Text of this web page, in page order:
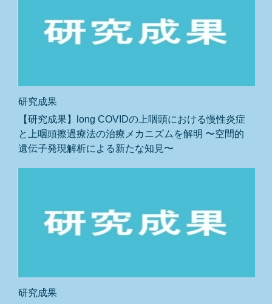
研究成果
【研究成果】long COVIDの上咽頭における慢性炎症
と上咽頭擦過療法の治療メカニズムを解明 〜空間的
遺伝子発現解析による新たな知見〜
研究成果